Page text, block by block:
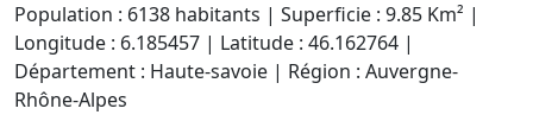
Population : 6138 habitants | Superficie : 9.85 Km² |
Longitude : 6.185457 | Latitude : 46.162764 |
Département : Haute-savoie | Région : Auvergne-
Rhône-Alpes